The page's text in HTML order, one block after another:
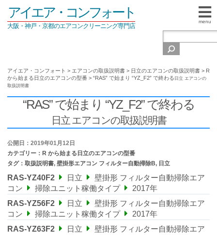
menu
アイエア・コンフォート
大阪・神戸・京都のエアコンクリーニング専門店
アイエア・コンフォート > エアコンの取扱説明書 > 日立のエアコンの取扱説明書 > R
から始まる日立のエアコンの型番 > “RAS” で始まり “YZ_F2” で終わる 日立 エアコンの
取扱説明書
“RAS” で始まり “YZ_F2” で終わる
日立 エアコンの取扱説明書
公開日：2019年01月12日
カテゴリー： R から始まる日立のエアコンの型番
タグ： 取扱説明書, 壁掛形エアコン フィルター自動掃除B, 日立
RAS-YZ40F2 日立
壁掛形 フィルター自動掃除エア
コン
掃除ユニット稼働タイプ
2017年
RAS-YZ56F2
日立
壁掛形 フィルター自動掃除エア
コン
掃除ユニット稼働タイプ
2017年
RAS-YZ63F2
日立
壁掛形 フィルター自動掃除エア